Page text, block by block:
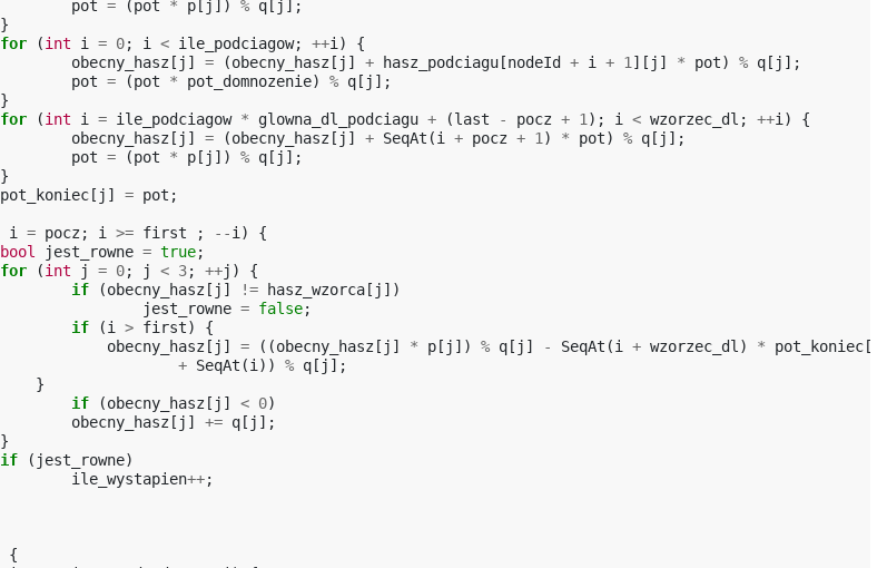
pot = (pot * p [ j ]) % q [ j ];
}
for
(int i = 0; i < ile_podciagow; ++i )
{
obecny_hasz [ j ] = (obecny_hasz [ j ] + hasz_podciagu [nodeId + i + 1 ][ j ] * pot) % q [ j ];
pot = (pot * pot_domnozenie) % q [ j ];
}
for
(int i = ile_podciagow * glowna_dl_podciagu + (last - pocz + 1 ); i < wzorzec_dl ; ++i )
{
obecny_hasz [ j ] = (obecny_hasz [ j ] + SeqAt (i + pocz + 1 ) * pot) % q [ j ];
pot = (pot * p [ j ]) % q [ j ];
}
pot_koniec [ j ] = pot ;
i = pocz; i >= first ; --i )
{
bool
jest_rowne = true;
for
(int j = 0; j < 3; ++j )
{
if
(obecny_hasz [ j ] != hasz_wzorca [ j ])
jest_rowne = false;
if
(i > first)
{
obecny_hasz [ j ] = ((obecny_hasz [ j ] * p [ j ]) % q [ j ] - SeqAt (i + wzorzec_dl ) * pot_koniec [
+ SeqAt (i )) % q [ j ];
}
if
(obecny_hasz [ j ] < 0)
obecny_hasz [ j ] += q [ j ];
}
if
( jest_rowne)
ile_wystapien++;
{